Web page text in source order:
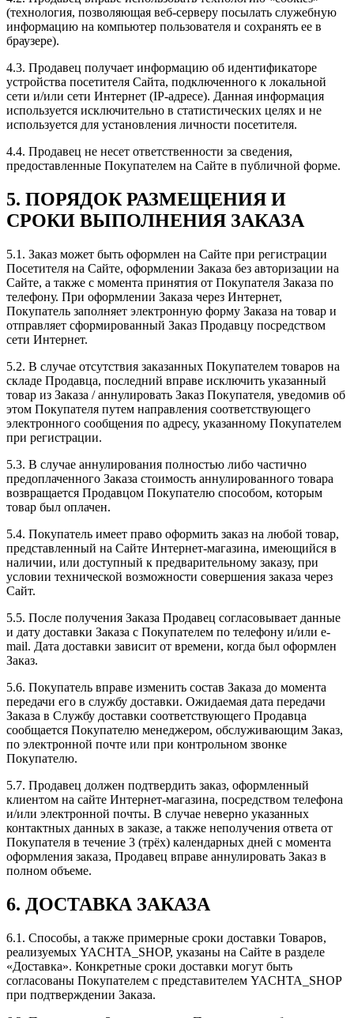
(технология, позволяющая веб-серверу посылать служебную
информацию на компьютер пользователя и сохранять ее в
браузере).
4.3. Продавец получает информацию об идентификаторе
устройства посетителя Сайта, подключенного к локальной
сети и/или сети Интернет (IP-адресе). Данная информация
используется исключительно в статистических целях и не
используется для установления личности посетителя.
4.4. Продавец не несет ответственности за сведения,
предоставленные Покупателем на Сайте в публичной форме.
5. ПОРЯДОК РАЗМЕЩЕНИЯ И
СРОКИ ВЫПОЛНЕНИЯ ЗАКАЗА
5.1. Заказ может быть оформлен на Сайте при регистрации
Посетителя на Сайте, оформлении Заказа без авторизации на
Сайте, а также с момента принятия от Покупателя Заказа по
телефону. При оформлении Заказа через Интернет,
Покупатель заполняет электронную форму Заказа на товар и
отправляет сформированный Заказ Продавцу посредством
сети Интернет.
5.2. В случае отсутствия заказанных Покупателем товаров на
складе Продавца, последний вправе исключить указанный
товар из Заказа / аннулировать Заказ Покупателя, уведомив об
этом Покупателя путем направления соответствующего
электронного сообщения по адресу, указанному Покупателем
при регистрации.
5.3. В случае аннулирования полностью либо частично
предоплаченного Заказа стоимость аннулированного товара
возвращается Продавцом Покупателю способом, которым
товар был оплачен.
5.4. Покупатель имеет право оформить заказ на любой товар,
представленный на Сайте Интернет-магазина, имеющийся в
наличии, или доступный к предварительному заказу, при
условии технической возможности совершения заказа через
Сайт.
5.5. После получения Заказа Продавец согласовывает данные
и дату доставки Заказа с Покупателем по телефону и/или e-
mail. Дата доставки зависит от времени, когда был оформлен
Заказ.
5.6. Покупатель вправе изменить состав Заказа до момента
передачи его в службу доставки. Ожидаемая дата передачи
Заказа в Службу доставки соответствующего Продавца
сообщается Покупателю менеджером, обслуживающим Заказ,
по электронной почте или при контрольном звонке
Покупателю.
5.7. Продавец должен подтвердить заказ, оформленный
клиентом на сайте Интернет-магазина, посредством телефона
и/или электронной почты. В случае неверно указанных
контактных данных в заказе, а также неполучения ответа от
Покупателя в течение 3 (трёх) календарных дней с момента
оформления заказа, Продавец вправе аннулировать Заказ в
полном объеме.
6. ДОСТАВКА ЗАКАЗА
6.1. Способы, а также примерные сроки доставки Товаров,
реализуемых YACHTA_SHOP, указаны на Сайте в разделе
«Доставка». Конкретные сроки доставки могут быть
согласованы Покупателем с представителем YACHTA_SHOP
при подтверждении Заказа.